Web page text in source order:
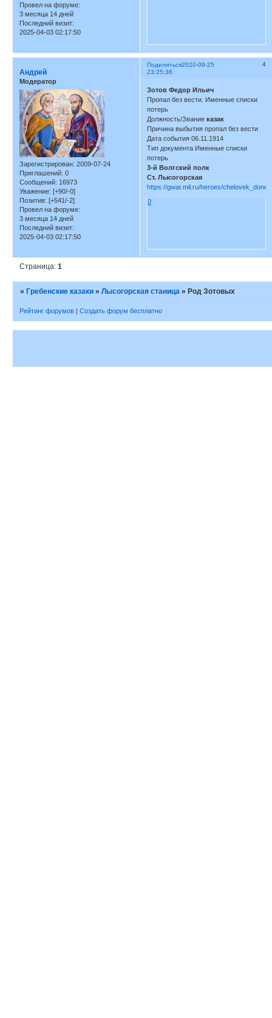
Провел на форуме:
3 месяца 14 дней
Последний визит:
2025-04-03 02:17:50
Поделиться 4
2020-09-25
23:25:36
Андрей
Модератор
Зарегистрирован: 2009-07-24
Приглашений: 0
Сообщений: 16973
Уважение: [+90/-0]
Позитив: [+541/-2]
Провел на форуме:
3 месяца 14 дней
Последний визит:
2025-04-03 02:17:50
Зотов Федор Ильич
Пропал без вести. Именные списки
потерь
Должность/Званиеказак
Причина выбытия пропал без вести
Дата события 06.11.1914
Тип документа Именные списки
потерь
3-й Волгский полк
Ст. Лысогорская
https://gwar.mil.ru/heroes/
0
Страница:1
» Гребенские казаки »Лысогорская станица » Род Зотовых
Рейтинг форумов | Создать форум бесплатно